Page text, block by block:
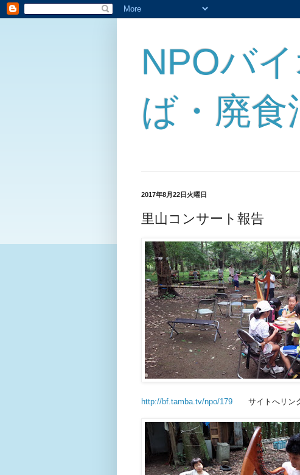
NPOバ
ば・廃食
2017年8月22日火曜日
里山コンサート報告
http://bf.tamba.tv/npo/179 サイトへリン